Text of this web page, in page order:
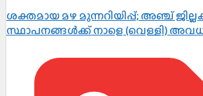
ശക്തമായ മഴ മുന്നറിയിപ്പ്; അഞ്ച്
സ്ഥാപനങ്ങൾക്ക് നാളെ (വെള്ളി) അവധി